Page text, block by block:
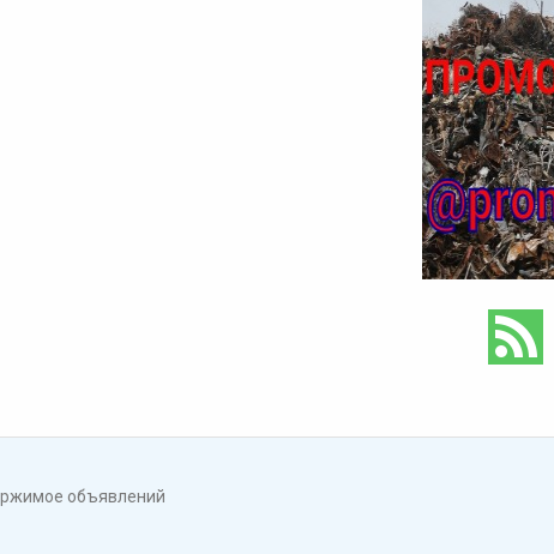
объявлений